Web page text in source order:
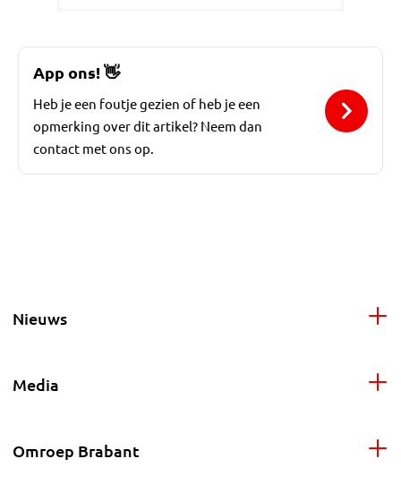
App ons!👋
Heb je een foutje gezien of heb je een
opmerking over dit artikel? Neem dan
contact met ons op.
Nieuws
Media
Omroep Brabant